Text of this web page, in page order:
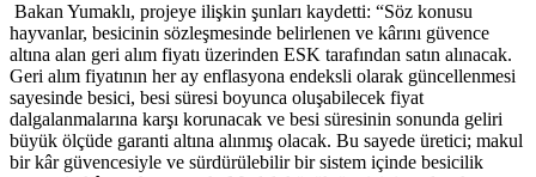
Bakan Yumaklı, projeye ilişkin şunları kaydetti: “Söz konusu
hayvanlar, besicinin sözleşmesinde belirlenen ve kârını güvence
altına alan geri alım fiyatı üzerinden ESK tarafından satın alınacak.
Geri alım fiyatının her ay enflasyona endeksli olarak güncellenmesi
sayesinde besici, besi süresi boyunca oluşabilecek fiyat
dalgalanmalarına karşı korunacak ve besi süresinin sonunda geliri
büyük ölçüde garanti altına alınmış olacak. Bu sayede üretici; makul
bir kâr güvencesiyle ve sürdürülebilir bir sistem içinde besicilik